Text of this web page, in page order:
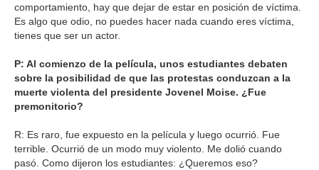
comportamiento, hay que dejar de estar en posición de víctima.
Es algo que odio, no puedes hacer nada cuando eres víctima,
tienes que ser un actor.
P: Al comienzo de la película, unos estudiantes debaten
sobre la posibilidad de que las protestas conduzcan a la
muerte violenta del presidente Jovenel Moise. ¿Fue
premonitorio?
R: Es raro, fue expuesto en la película y luego ocurrió. Fue
terrible. Ocurrió de un modo muy violento. Me dolió cuando
pasó. Como dijeron los estudiantes: ¿Queremos eso?